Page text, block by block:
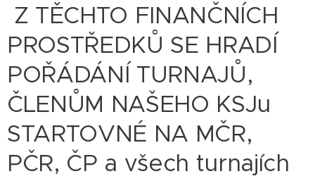
Z TĚCHTO FINANČNÍCH
PROSTŘEDKŮ SE HRADÍ
POŘÁDÁNÍ TURNAJŮ,
ČLENŮM NAŠEHO KSJu
STARTOVNÉ NA MČR,
PČR, ČP a všech turnajích